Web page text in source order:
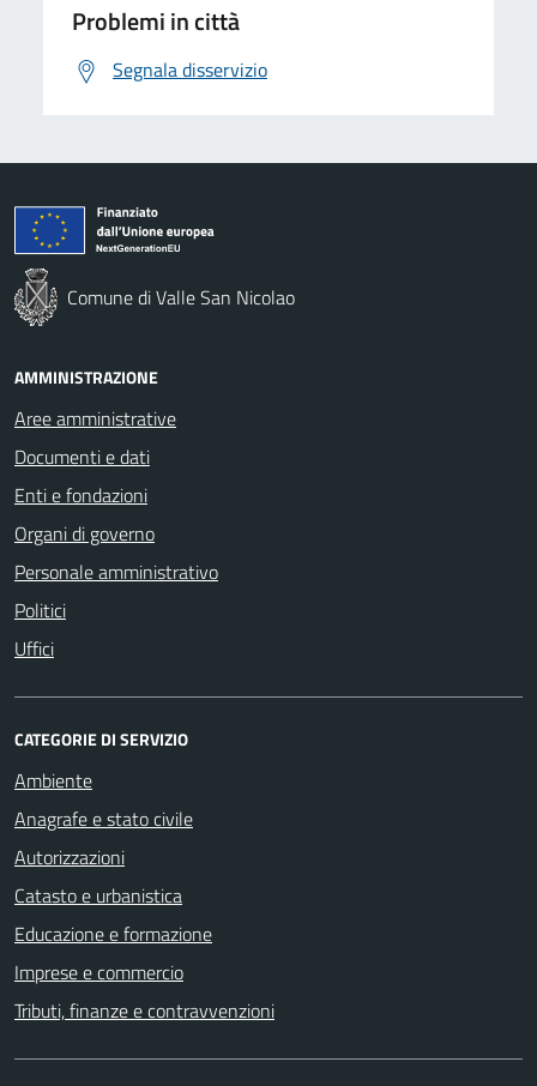
Problemi in città
Segnala disservizio
Comune di Valle San Nicolao
AMMINISTRAZIONE
Aree amministrative
Documenti e dati
Enti e fondazioni
Organi di governo
Personale amministrativo
Politici
Uffici
CATEGORIE DI SERVIZIO
Ambiente
Anagrafe e stato civile
Autorizzazioni
Catasto e urbanistica
Educazione e formazione
Imprese e commercio
Tributi, finanze e contravvenzioni